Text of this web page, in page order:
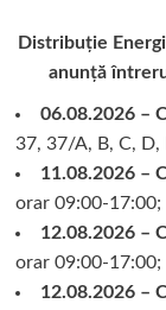
Distribuție
anunță
06.08.2026 –
37, 37/A, B, C,
11.08.2026 –
orar 09:00-17:00;
12.08.2026 –
orar 09:00-17:00;
12.08.2026 –